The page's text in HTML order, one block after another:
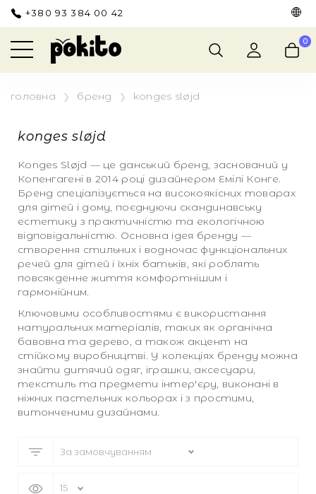
+380 93 384 00 42
ПІДЖАКИ
ТА КОМБІНЕЗОНИ
КАРДИГАНИ
ПІДЖАКИ
ТА КОМБІНЕЗОНИ
КАРДИГАНИ
ЛОНГСЛІВИ
ТА МАЙКИ
ВСЕ
НАЙМОЛОДШИХ
ЗБЕРІГАННЯ
ВСЕ
0
головна бренд konges sløjd
konges sløjd
Konges Sløjd — це данський бренд, заснований у
Копенгагені в 2014 році дизайнером Емілі Конге.
Бренд спеціалізується на високоякісних товарах
для дітей і дому, поєднуючи скандинавську
естетику з практичністю та екологічною
відповідальністю. Основна ідея бренду —
створення стильних і водночас функціональних
речей для дітей і їхніх батьків, які роблять
повсякденне життя комфортнішим і
гармонійним.
Ключовими особливостями є використання
натуральних матеріалів, таких як органічна
бавовна та дерево, а також акцент на
стійкому виробництві. У колекціях бренду можна
знайти дитячий одяг, іграшки, аксесуари,
текстиль та предмети інтер'єру, виконані в
ніжних пастельних кольорах і з простими,
витонченими дизайнами.